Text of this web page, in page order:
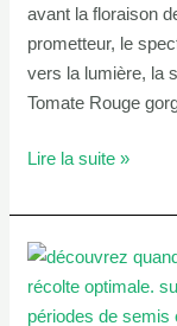
avant la floraison
prometteur, le
vers la lumière, la
Tomate Rouge
Lire la suite »
Quand
planter
des